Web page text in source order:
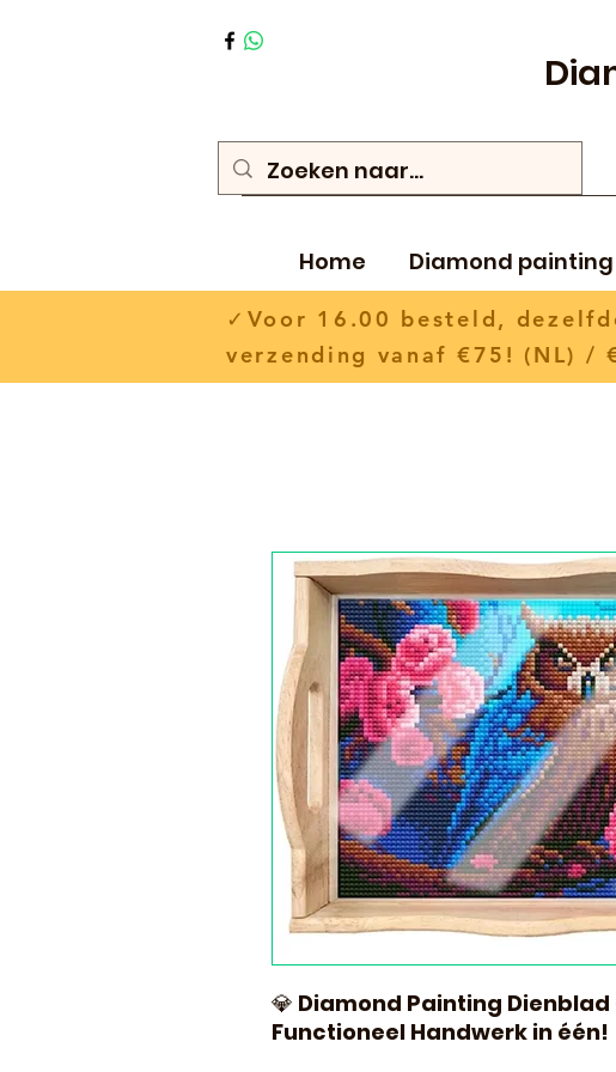
Home Diamond painting
✓Voor 16.00 besteld,
verzending vanaf €75! (NL) /
💎 Diamond Painting
Functioneel Handwerk in één!